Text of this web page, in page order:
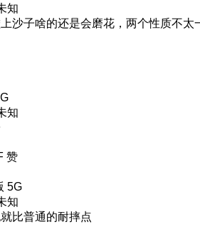
知
沙子啥的还是会磨花，两个性质不太
知
赞
5G
知
比普通的耐摔点